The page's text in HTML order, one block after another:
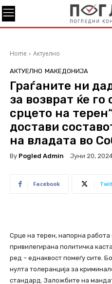
Home Актуелно
АКТУЕЛНО МАКЕДОНИЈА
Граѓаните ни
за возврат ќе го
срцето на
достави
на владата во
By Pogled Admin Јуни 20,
Facebook
Срце на терен, напорна работа
привилегирана политичка
ред – еднаквост помеѓу сите.
нулта толеранција за
стандард. Заложбите на